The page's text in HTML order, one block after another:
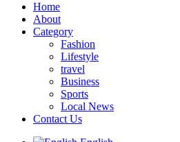
Home
About
Category
Fashion
Lifestyle
travel
Business
Sports
Local News
Contact Us